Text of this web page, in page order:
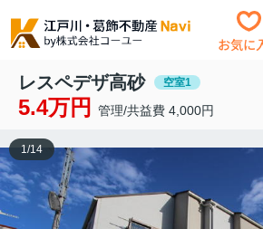
お気に
レスペデザ高砂 空室1
5.4万円 管理/共益費 4,000円
1 /14